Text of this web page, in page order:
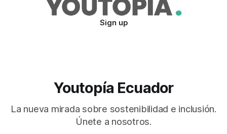
Sign up
Youtopía Ecuador
La nueva mirada sobre sostenibilidad e inclusión.
Únete a nosotros.